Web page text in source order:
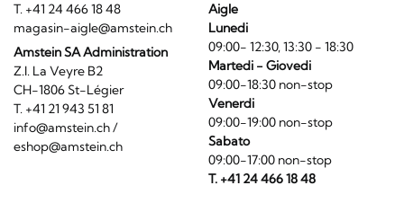
T. +41 24 466 18 48
magasin-aigle@amstein.ch
Amstein SA Administration
Z.I. La Veyre B2
CH-1806 St-Légier
T. +41 21 943 51 81
info@amstein.ch/
eshop@amstein.ch
Aigle
Lunedi
09:00- 12:30, 13:30 - 18:30
Martedi - Giovedi
09:00-18:30 non-stop
Venerdi
09:00-19:00 non-stop
Sabato
09:00-17:00 non-stop
T. +41 24 466 18 48